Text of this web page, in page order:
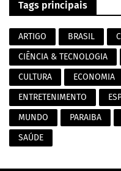
Tags principais
ARTIGO BRASIL
CIÊNCIA & TECNOLOGIA
CULTURA
ECONOMIA
ENTRETENIMENTO
MUNDO
PARAIBA
SAÚDE